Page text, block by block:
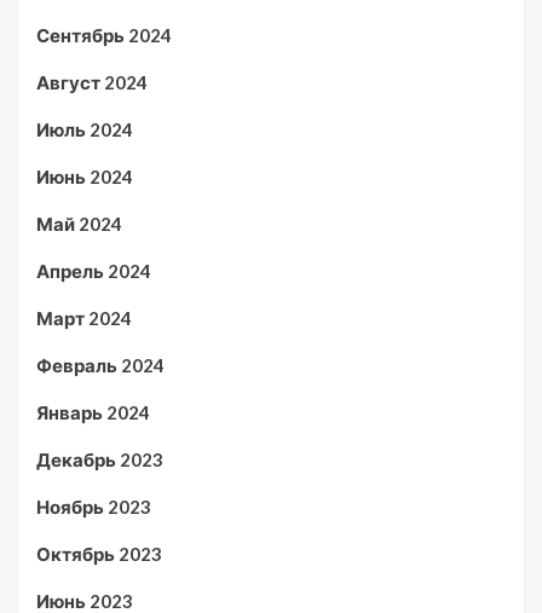
Сентябрь 2024
Август 2024
Июль 2024
Июнь 2024
Май 2024
Апрель 2024
Март 2024
Февраль 2024
Январь 2024
Декабрь 2023
Ноябрь 2023
Октябрь 2023
Июнь 2023